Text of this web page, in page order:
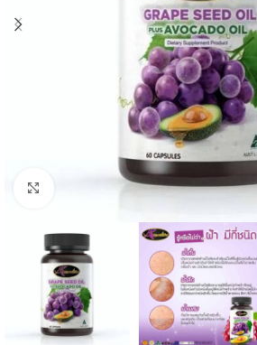
Click to enlarge